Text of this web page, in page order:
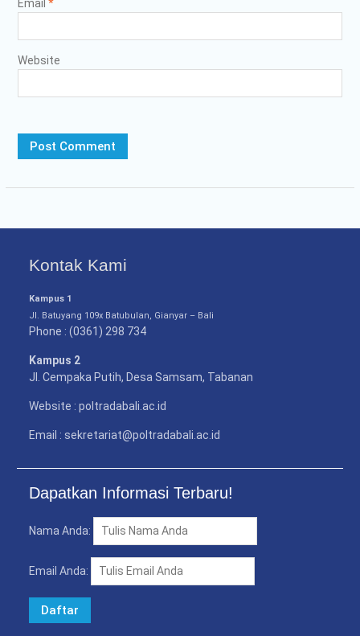
Email *
Website
Kontak Kami
Kampus 1
Jl. Batuyang 109x Batubulan, Gianyar – Bali
Phone : (0361) 298 734
Kampus 2
Jl. Cempaka Putih, Desa Samsam, Tabanan
Website : poltradabali.ac.id
Email : sekretariat@poltradabali.ac.id
Dapatkan Informasi Terbaru!
Nama Anda:
Email Anda: